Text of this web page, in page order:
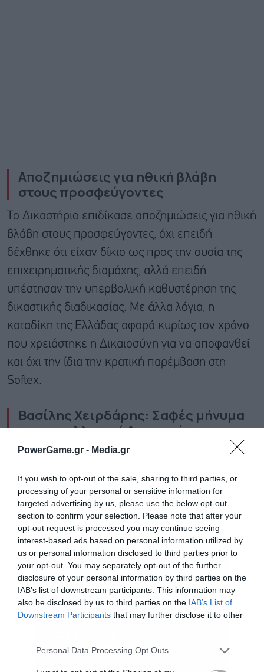
PowerGame.gr - Media.gr
If you wish to opt-out of the sale, sharing to third parties, or
processing of your personal or sensitive information for
targeted advertising by us, please use the below opt-out
section to confirm your selection. Please note that after your
opt-out request is processed you may continue seeing
interest-based ads based on personal information utilized by
us or personal information disclosed to third parties prior to
your opt-out. You may separately opt-out of the further
disclosure of your personal information by third parties on the
IAB’s list of downstream participants. This information may
also be disclosed by us to third parties on the IAB’s List of
Downstream Participants that may further disclose it to other
Personal Data Processing Opt Outs
Αποζημιώσεις για ηθική βλάβη
στους προσφεύγοντες
Το Δικαστήριο επιδίκασε αποζημιώσεις για ηθική
βλάβη στους προσφεύγοντες, όχι επειδή
δέχθηκε ότι είχαν δίκιο ως προς την ουσία της
επιχειρηματικής διαμάχης, αλλά επειδή
υπέστησαν την υπερβολική καθυστέρηση της
δικαστικής διαδικασίας. Με άλλα λόγια, η
καταδίκη της Ελλάδας αφορά κυρίως τον χρόνο
που χρειάστηκε η Δικαιοσύνη για να αποφανθεί
και όχι την ίδια την κρατική παρέμβαση στη
Softex.
Βασίλης Χειρδάρης: Σαφές μήνυμα
για την ελληνική Δικαιοσύνη
Για το θέμα απευθυνθήκαμε στον έγκριτο
Δικαστηρίου Ανθρωπίνων Δικαιωμάτων, Βασίλη
Χειρδάρη. Όπως σημειώνει: «Με την πρόσφατη
απόφαση Κεφάλας κ.α. κατά Ελλάδας της
05.05.2026 το Ευρωπαϊκό Δικαστήριο
Δικαιωμάτων του Ανθρώπου έστειλε ένα σαφές
μήνυμα για την ελληνική Δικαιοσύνη. Όταν μια
σοβαρή οικονομική διαφορά χρειάζεται σχεδόν
μία γενιά για να κριθεί, η δικαστική προστασία
Ο κύριος Χειρδάρης διευκρινίζει ότι «η υπόθεση
Εγγραφή στο
newsletter